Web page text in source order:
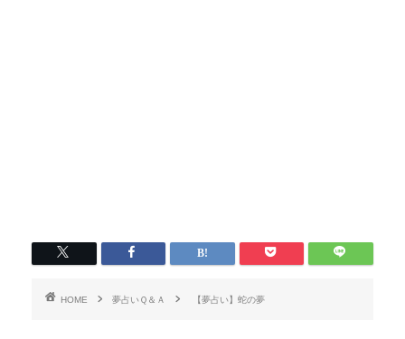
HOME 夢占いＱ＆Ａ 【夢占い】蛇の夢